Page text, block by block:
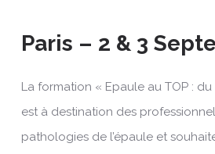
Paris – 2 & 3
La formation « Epaule au TOP :
est à destination des
pathologies de l’épaule et